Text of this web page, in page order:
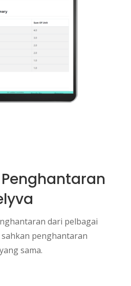
Penghantaran
dari pelbagai
penghantaran
sama.